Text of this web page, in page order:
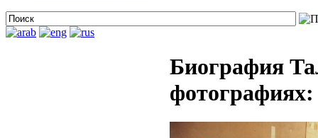
Биография
фотографиях: